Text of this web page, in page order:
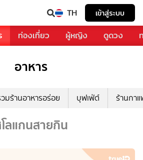
TH เข้าสู่ระบบ
ท่องเที่ยว ผู้หญิง ดูดวง
อาหาร
มร้านอาหารอร่อย บุฟเฟ่ต์ ร้านกา
ลแกนสายกิน